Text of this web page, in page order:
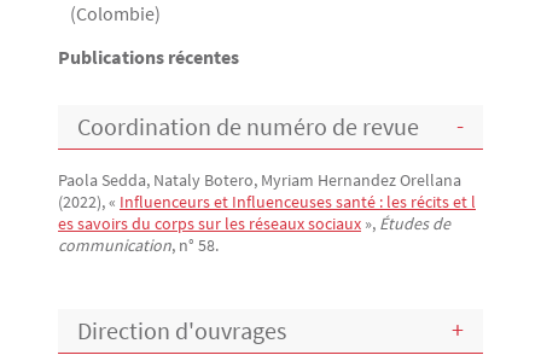
(Colombie)
Publications récentes
Coordination de numéro de revue
Paola Sedda, Nataly Botero, Myriam Hernandez Orellana
(2022), « Influenceurs et Influenceuses santé : les récits et l
es savoirs du corps sur les réseaux sociaux », Études de
communication, n° 58.
Direction d'ouvrages